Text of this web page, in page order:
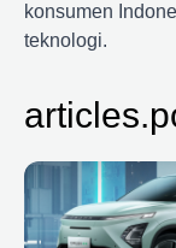
konsumen
teknologi.